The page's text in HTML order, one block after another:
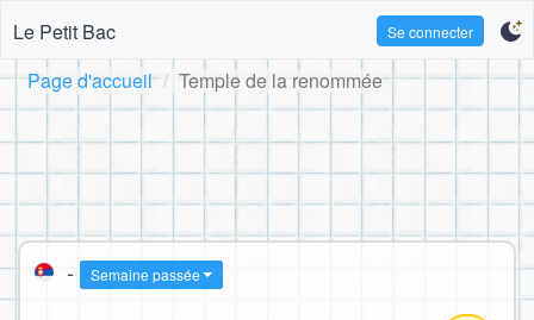
Le Petit Bac Se connecter
Page d'accueil Temple de la renommée
- Semaine passée